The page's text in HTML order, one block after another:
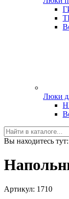
Люки
Вы находитесь тут:
Артикул: 1710